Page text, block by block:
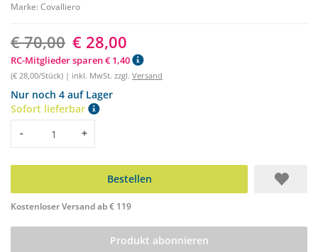
Marke: Covalliero
€ 70,00 € 28,00
RC-Mitglieder sparen € 1,40
(€ 28,00/Stück) | inkl. MwSt. zzgl. Versand
Nur noch 4 auf Lager
Sofort lieferbar
Menge
- +
Bestellen
Kostenloser Versand ab € 119
Produkt abonnieren